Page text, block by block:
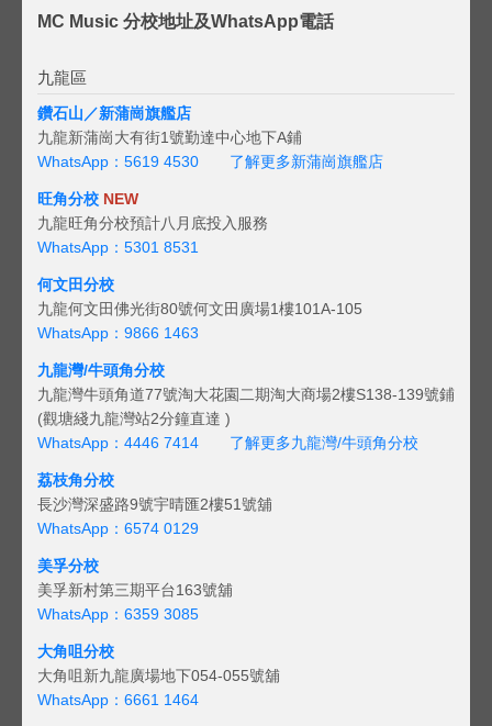
MC Music 分校地址及WhatsApp電話
九龍區
鑽石山／新蒲崗旗艦店
九龍新蒲崗大有街1號勤達中心地下A鋪
WhatsApp：5619 4530
了解更多新蒲崗旗艦店
旺角分校 NEW
九龍旺角分校預計八月底投入服務
WhatsApp：5301 8531
何文田分校
九龍何文田佛光街80號何文田廣場1樓101A-105
WhatsApp：9866 1463
九龍灣/牛頭角分校
九龍灣牛頭角道77號淘大花園二期淘大商場2樓S138-139號鋪
(觀塘綫九龍灣站2分鐘直達 )
WhatsApp：4446 7414
了解更多九龍灣/牛頭角分校
荔枝角分校
長沙灣深盛路9號宇晴匯2樓51號舖
WhatsApp：6574 0129
美孚分校
美孚新村第三期平台163號舖
WhatsApp：6359 3085
大角咀分校
大角咀新九龍廣場地下054-055號舖
WhatsApp：6661 1464